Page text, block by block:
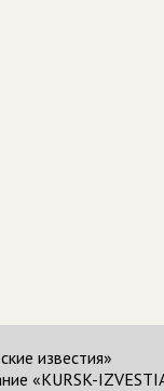
известия»
«KURSK-